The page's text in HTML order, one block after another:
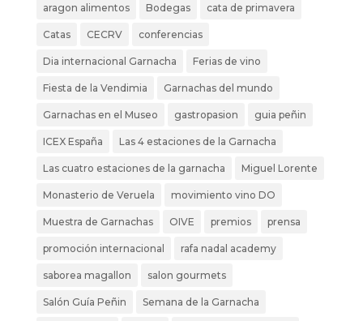
aragon alimentos Bodegas cata de primavera
Catas CECRV conferencias
Dia internacional Garnacha Ferias de vino
Fiesta de la Vendimia Garnachas del mundo
Garnachas en el Museo gastropasion guia peñin
ICEX España Las 4 estaciones de la Garnacha
Las cuatro estaciones de la garnacha Miguel Lorente
Monasterio de Veruela movimiento vino DO
Muestra de Garnachas OIVE premios prensa
promoción internacional rafa nadal academy
saborea magallon salon gourmets
Salón Guía Peñin Semana de la Garnacha